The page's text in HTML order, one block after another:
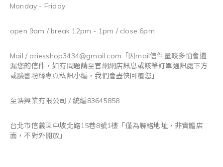
Monday - Friday
open 9am / break 12pm - 1pm / close 6pm
Mail / ariesshop3434@gmail.com 「因mail信件量較多怕會遺
漏您的信件，如有問題請至官網網店訊息或該筆訂單通訊處下方
或臉書粉絲專頁私訊小編，我們會盡快回覆您」
至浩興業有限公司 / 統編83645858
台北市信義區中坡北路15巷8號1樓「僅為聯絡地址，非實體店
面，不對外開放」